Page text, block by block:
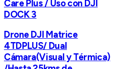
Care Plus / Uso con DJI
DOCK 3
Drone DJI Matrice
4TDPLUS/ Dual
Cámara(Visual y Térmica)